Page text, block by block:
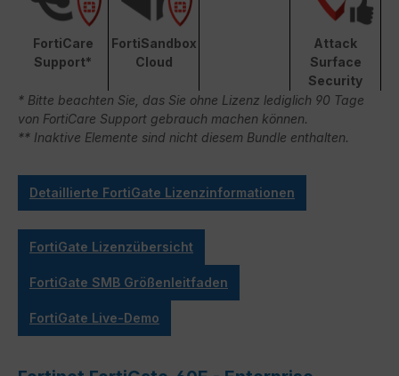
FortiCare
Support*
FortiSandbox
Cloud
Attack
Surface
Security
* Bitte beachten Sie, das Sie ohne Lizenz lediglich 90 Tage
von FortiCare Support gebrauch machen können.
** Inaktive Elemente sind nicht diesem Bundle enthalten.
Detaillierte FortiGate Lizenzinformationen
FortiGate Lizenzübersicht
FortiGate SMB Größenleitfaden
FortiGate Live-Demo